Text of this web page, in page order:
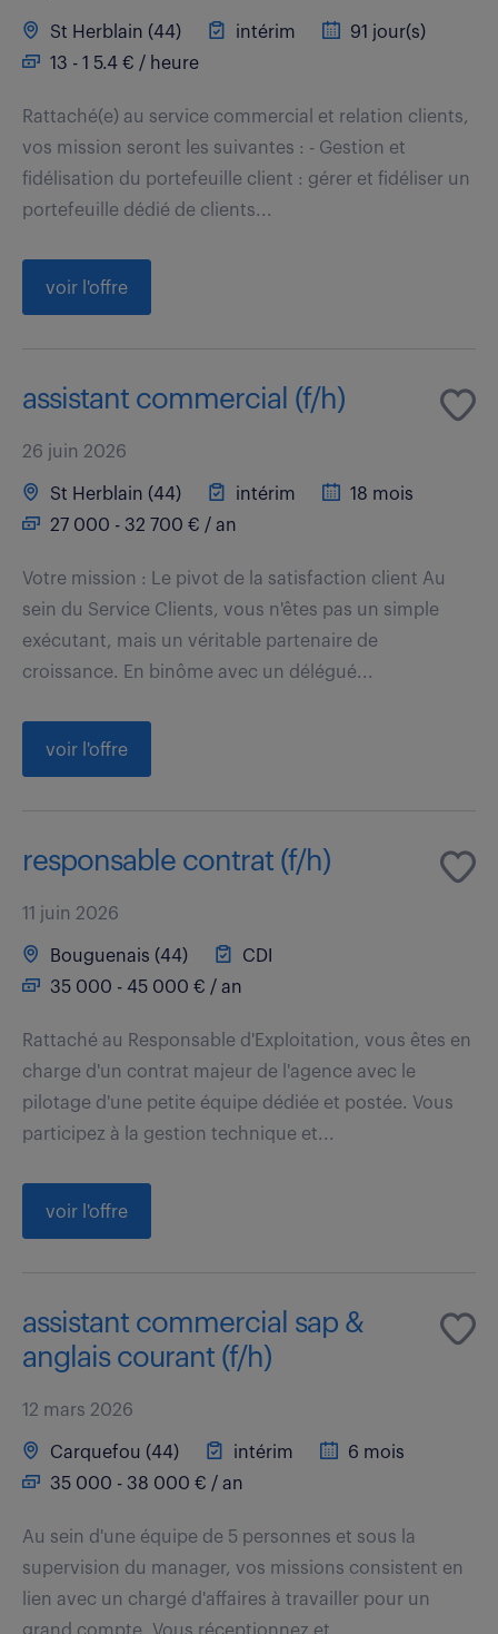
St Herblain (44) intérim
91 jour(s)
13 - 1 5.4 € / heure
Rattaché(e) au service commercial et relation clients,
vos mission seront les suivantes : - Gestion et
fidélisation du portefeuille client : gérer et fidéliser un
portefeuille dédié de clients...
voir l'offre
assistant commercial (f/h)
26 juin 2026
St Herblain (44) intérim
18 mois
27 000 - 32 700 € / an
Votre mission : Le pivot de la satisfaction client Au
sein du Service Clients, vous n'êtes pas un simple
exécutant, mais un véritable partenaire de
croissance. En binôme avec un délégué...
voir l'offre
responsable contrat (f/h)
11 juin 2026
Bouguenais (44)
CDI
35 000 - 45 000 € / an
Rattaché au Responsable d'Exploitation, vous êtes en
charge d'un contrat majeur de l'agence avec le
pilotage d'une petite équipe dédiée et postée. Vous
participez à la gestion technique et...
voir l'offre
assistant commercial sap &
anglais courant (f/h)
12 mars 2026
Carquefou (44) intérim
6 mois
35 000 - 38 000 € / an
Au sein d'une équipe de 5 personnes et sous la
supervision du manager, vos missions consistent en
lien avec un chargé d'affaires à travailler pour un
grand compte. Vous réceptionnez et...